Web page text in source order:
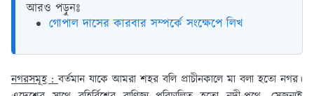
আরও পড়ুনঃ
গোপাল দাসের কারবার সম্পর্কে সংক্ষেপে লিখ
নগরসমূহ :বর্তমান যাকে আমরা শহর বলি প্রাচীনকালে মা বলা হতো নগর।